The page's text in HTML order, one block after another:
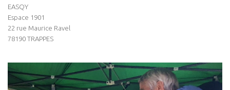
EASQY
Espace 1901
22 rue Maurice Ravel
78190 TRAPPES